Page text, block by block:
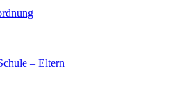
– Eltern